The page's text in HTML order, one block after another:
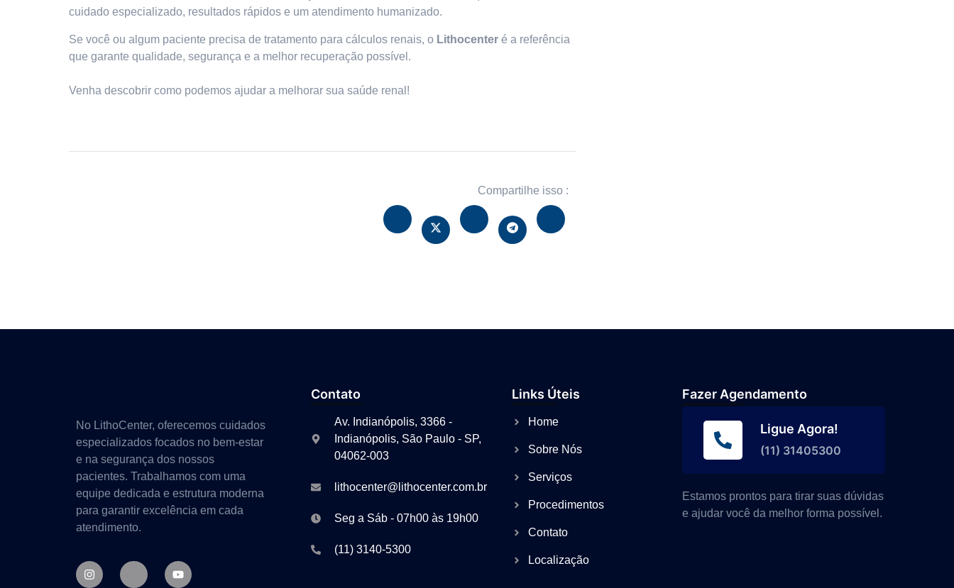
cuidado especializado, resultados rápidos e um atendimento humanizado.
Se você ou algum paciente precisa de tratamento para cálculos renais, o Lithocenter é a referência
que garante qualidade, segurança e a melhor recuperação possível.
Venha descobrir como podemos ajudar a melhorar sua saúde renal!
Compartilhe isso :
No LithoCenter, oferecemos cuidados
especializados focados no bem-estar
e na segurança dos nossos
pacientes. Trabalhamos com uma
equipe dedicada e estrutura moderna
para garantir excelência em cada
atendimento.
Contato
Av. Indianópolis, 3366 -
Indianópolis, São Paulo - SP,
04062-003
lithocenter@lithocenter.com.br
Seg a Sáb - 07h00 às 19h00
(11) 3140-5300
Links Úteis
Home
Sobre Nós
Serviços
Procedimentos
Contato
Localização
Fazer Agendamento
Ligue Agora!
(11) 31405300
Estamos prontos para tirar suas dúvidas
e ajudar você da melhor forma possível.